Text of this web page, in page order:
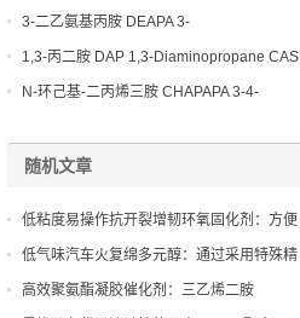
No10563-26-5
(dimethylamino)propyllpropane-1,3-
diamine CAS No10563-29-8
3-二乙氨基丙胺 DEAPA 3-
(Diethylamino)propylamine CAS No 104-
1,3-丙二胺 DAP 1,3-Diaminopropane CAS
No 109-76-2
N-环己基-二丙烯三胺 CHAPAPA 3-4-
随机文章
低粘度易操作抗开裂增韧环氧固化剂：方便
与环氧树脂混合和浇注，适用于复杂形状部
件的制造和现场修补作业
低气味汽车火复绵多元醇：通过采用特殊精
制工艺和反应性分子结构，将多元醇的残余
催化剂和助剂残留降至低水平，确保复合绵
高效聚氨酯凝胶催化剂：三乙烯二胺